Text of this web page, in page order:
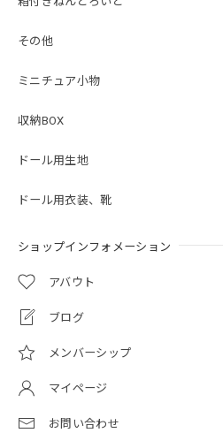
その他
ミニチュア小物
収納BOX
ドール用生地
ドール用衣装、靴
ショップインフォメーション
アバウト
ブログ
メンバーシップ
マイページ
お問い合わせ